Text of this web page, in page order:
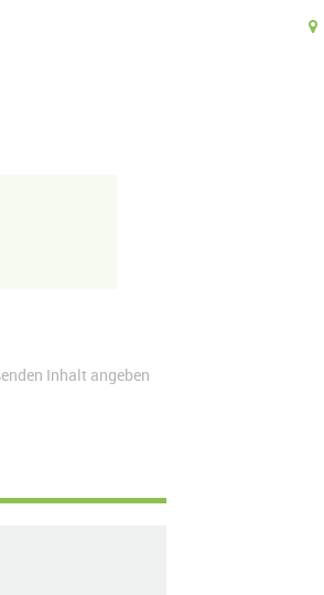
Inhalt angeben